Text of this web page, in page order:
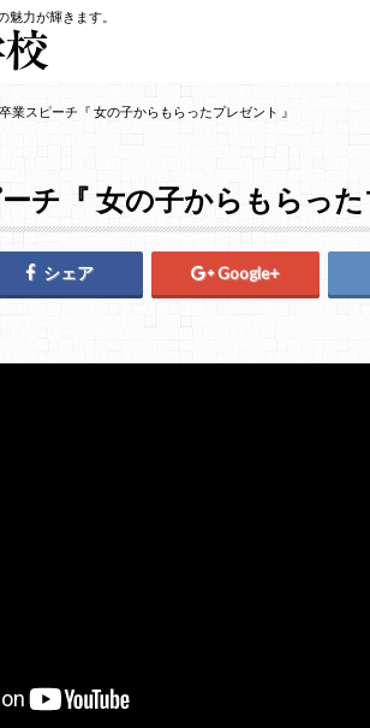
力が輝きます。
業スピーチ『 女の子からもらったプレゼント 』
チ『 女の子からもらった
シェア Google+